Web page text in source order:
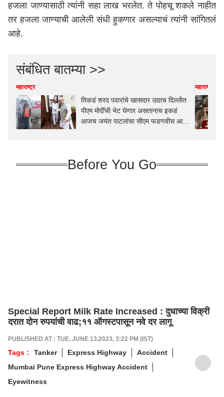
हजला जाण्यासाठी त्यांनी सहा लाख भरलेत. ते पोहचू शकले नाहीत
तर हजला जाण्याची आलेली संधी हुकणार असल्याचं त्यांनी सांगितलं
आहे.
संबंधित बातम्या >>
महाराष्ट्र
तिकडं शरद पवारांचे खासदार उद्याच दिल्लीत
पीएम मोदींची भेट घेणार असतानाच इकडं
आजच जयंत पाटलांचा सीएम फडणवीस आणि
महाराष्ट्र
Before You Go
Special Report Milk Rate Increased : दुधाच्या विक्री
दरात दोन रुपयांची वाढ;११ ऑगस्टपासून नवे दर लागू
PUBLISHED AT : TUE, JUNE 13,2023, 3:22 PM (IST)
Tags : Tanker Express Highway
Accident
Mumbai Pune Express Highway Accident
Eyewitness